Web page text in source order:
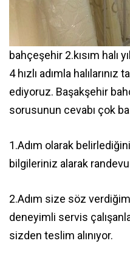
bahçeşehir 2.kısım halı
4 hızlı adımla
ediyoruz. Başakşehir
sorusunun cevabı çok
1.Adım olarak
bilgileriniz alarak
2.Adım size söz
deneyimli servis
sizden teslim alınıyor.